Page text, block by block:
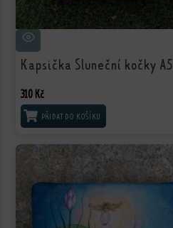
Kapsička Sluneční kočky A5
310 Kč
PŘIDAT DO KOŠÍKU